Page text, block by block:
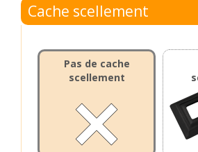
Cache scellement
Pas de cache
scellement